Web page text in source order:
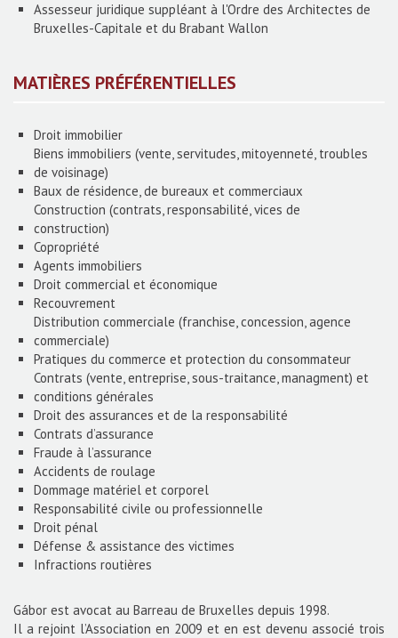
Assesseur juridique suppléant à l'Ordre des Architectes de
Bruxelles-Capitale et du Brabant Wallon
MATIÈRES PRÉFÉRENTIELLES
Droit immobilier
Biens immobiliers (vente, servitudes, mitoyenneté, troubles
de voisinage)
Baux de résidence, de bureaux et commerciaux
Construction (contrats, responsabilité, vices de
construction)
Copropriété
Agents immobiliers
Droit commercial et économique
Recouvrement
Distribution commerciale (franchise, concession, agence
commerciale)
Pratiques du commerce et protection du consommateur
Contrats (vente, entreprise, sous-traitance, managment) et
conditions générales
Droit des assurances et de la responsabilité
Contrats d’assurance
Fraude à l’assurance
Accidents de roulage
Dommage matériel et corporel
Responsabilité civile ou professionnelle
Droit pénal
Défense & assistance des victimes
Infractions routières
Gábor est avocat au Barreau de Bruxelles depuis 1998.
Il a rejoint l’Association en 2009 et en est devenu associé trois